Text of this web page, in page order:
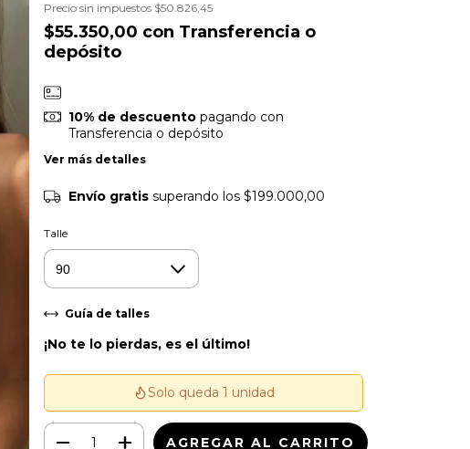
Precio sin impuestos $50.826,45
$55.350,00 con Transferencia o
depósito
10% de descuentopagando con
Transferencia o depósito
Ver más detalles
Envío gratis superando los $199.000,00
Talle
Guía de talles
¡No te lo pierdas, es el último!
Solo queda 1 unidad